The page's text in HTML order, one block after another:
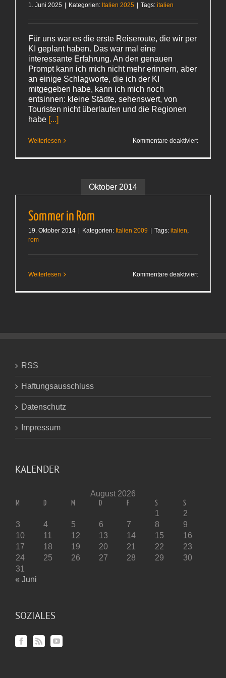
1. Juni 2025 Kategorien: Italien 2025 Tags: italien
Für uns war es die erste Reiseroute, die wir per
KI geplant haben. Das war mal eine
interessante Erfahrung. An den genauen
Prompt kann ich mich nicht mehr erinnern, aber
an einige Schlagworte, die ich der KI
mitgegeben habe, kann ich mich noch
entsinnen: kleine Städte, sehenswert, von
Touristen nicht überlaufen und die Regionen
habe [...]
Weiterlesen Kommentare deaktiviertfür
Oktober 2014
Sommer in Rom
19. Oktober 2014 Kategorien: Italien 2009 Tags: italien,
rom
Weiterlesen Kommentare deaktiviertfür
RSS
Haftungsausschluss
Datenschutz
Impressum
KALENDER
August 2026
M D M D F S S
1
2
3
4 5 6 7 8
9
10
11 12 13 14 15
16
17
18 19 20 21 22
23
24
25 26 27 28 29
30
31
« Juni
SOZIALES